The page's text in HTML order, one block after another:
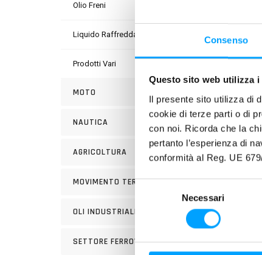
Consenso
Questo sito web utilizza i
Il presente sito utilizza di
cookie di terze parti o di
con noi. Ricorda che la
pertanto l’esperienza di
conformità al Reg. UE
S
l
z
Necessari
Olio Freni
Liquido Raffreddamento
Prodotti Vari
MOTO
NAUTICA
AGRICOLTURA
MOVIMENTO TERRA
OLI INDUSTRIALI
SETTORE FERROVIARIO